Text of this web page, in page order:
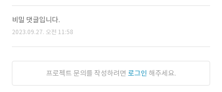
비밀 댓글입니다.
2023.09.27. 오전 11:58
프로젝트 문의를 작성하려면 로그인 해주세요.